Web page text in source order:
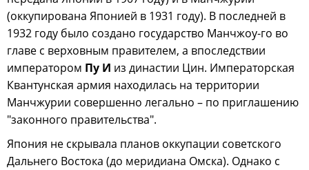
(оккупирована Японией в 1931 году). В последней в
1932 году было создано государство Манчжоу-го во
главе с верховным правителем, а впоследствии
императором Пу И из династии Цин. Императорская
Квантунская армия находилась на территории
Манчжурии совершенно легально – по приглашению
"законного правительства".
Япония не скрывала планов оккупации советского
Дальнего Востока (до меридиана Омска). Однако с